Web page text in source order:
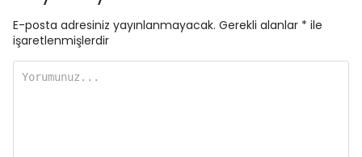
E-posta adresiniz yayınlanmayacak. Gerekli alanlar * ile
işaretlenmişlerdir